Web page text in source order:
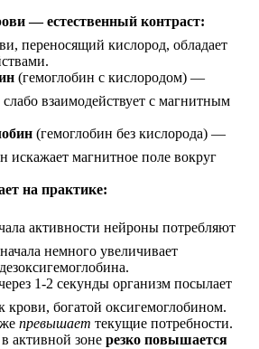
— естественный контраст:
переносящий кислород, обладает
(гемоглобин с кислородом) —
взаимодействует с магнитным
(гемоглобин без кислорода) —
искажает магнитное поле вокруг
на практике:
активности нейроны потребляют
немного увеличивает
1-2 секунды организм посылает
богатой оксигемоглобином.
превышает текущие потребности.
в активной зоне резко повышается